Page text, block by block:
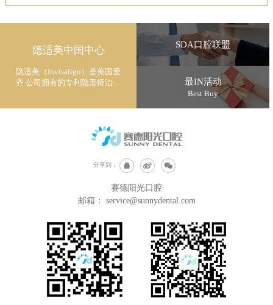
隐适美中国中心
隐适美（Invisalign）是美国爱
齐 公司拥有的专利隐形矫治技
SDA口腔联盟
最IN活动
Best Buy
分享到：
赛德阳光口腔
邮箱： service@sunnydental.com